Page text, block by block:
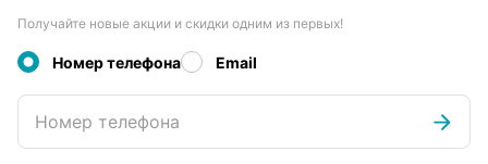
Получайте новые акции и скидки одним из первых!
Номер телефона Email
Номер телефона